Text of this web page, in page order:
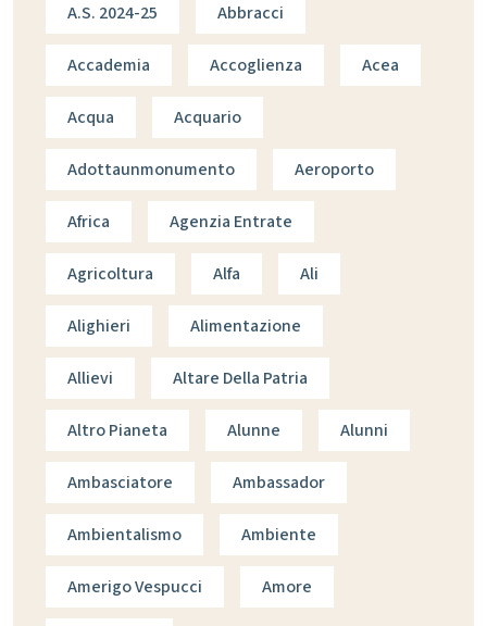
A.s. 2024-25 Abbracci
Accademia Accoglienza Acea
Acqua Acquario
Adottaunmonumento Aeroporto
Africa Agenzia Entrate
Agricoltura Alfa Ali
Alighieri Alimentazione
Allievi Altare Della Patria
Altro Pianeta Alunne Alunni
Ambasciatore Ambassador
Ambientalismo Ambiente
Amerigo Vespucci Amore